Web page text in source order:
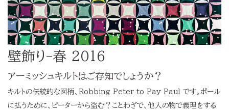
壁飾り-春 2016
アーミッシュキルトはご存知でしょうか？
キルトの伝統的な図柄、Robbing Peter to Pay Paul です。ポール
に払うために、ピーターから盗む？ことわざで、他人の物で義理をする